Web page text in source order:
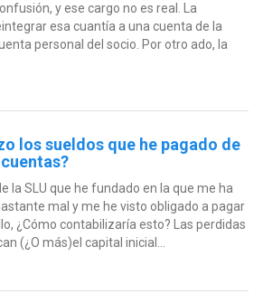
y ese cargo no es real. La
esa cuantía a una cuenta de la
personal del socio. Por otro ado, la
los sueldos que he pagado de
la SLU que he fundado en la que me ha
mal y me he visto obligado a pagar
¿Cómo contabilizaría esto? Las perdidas
(¿O más)el capital inicial...